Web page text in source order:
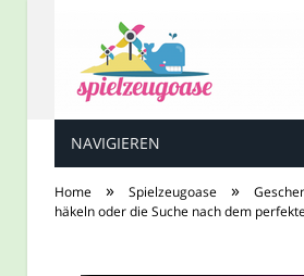
NAVIGIEREN
Home » Spielzeugoase »
häkeln oder die Suche nach dem